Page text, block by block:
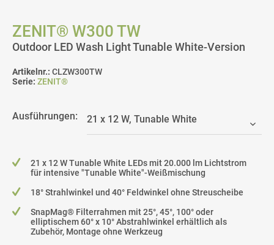
ZENIT® W300 TW
Outdoor LED Wash Light Tunable White-Version
Artikelnr.: CLZW300TW
Serie: ZENIT®
Ausführungen:
21 x 12 W Tunable White LEDs mit 20.000 lm Lichtstrom
für intensive "Tunable White"-Weißmischung
18° Strahlwinkel und 40° Feldwinkel ohne Streuscheibe
SnapMag® Filterrahmen mit 25°, 45°, 100° oder
elliptischem 60° x 10° Abstrahlwinkel erhältlich als
Zubehör, Montage ohne Werkzeug